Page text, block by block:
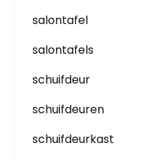
salontafel
salontafels
schuifdeur
schuifdeuren
schuifdeurkast